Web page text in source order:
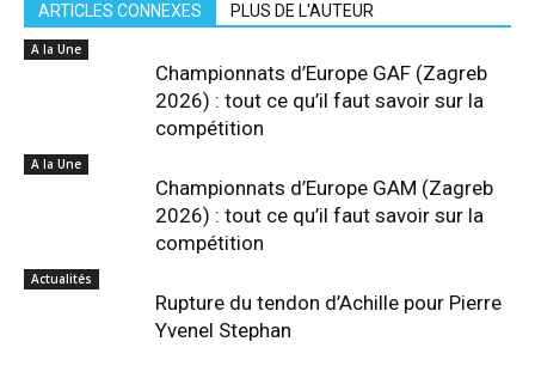
ARTICLES CONNEXES PLUS DE L'AUTEUR
A la Une
Championnats d’Europe GAF (Zagreb
2026) : tout ce qu’il faut savoir sur la
compétition
A la Une
Championnats d’Europe GAM (Zagreb
2026) : tout ce qu’il faut savoir sur la
compétition
Actualités
Rupture du tendon d’Achille pour Pierre
Yvenel Stephan